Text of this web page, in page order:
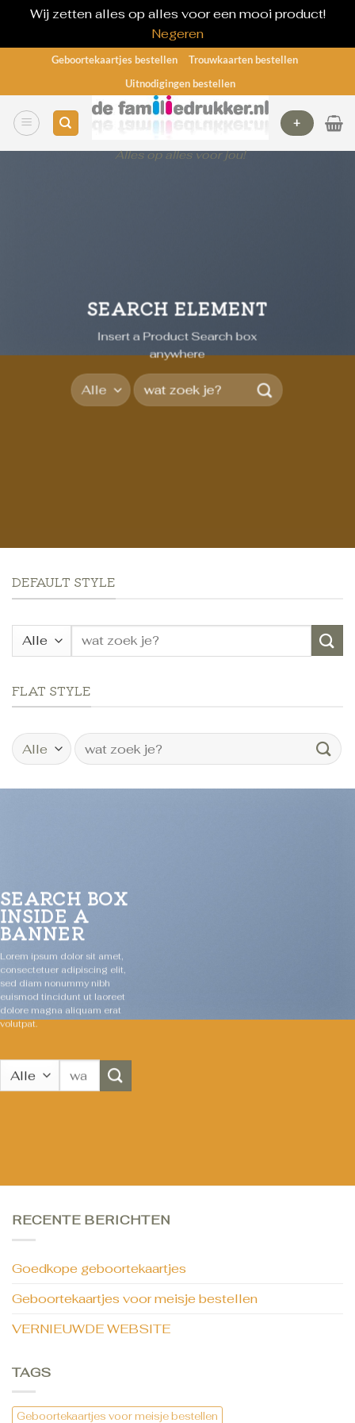
Wij zetten alles op alles voor een mooi product!
Negeren
inhoud
Geboortekaartjes bestellen
Trouwkaarten bestellen
Uitnodigingen bestellen
Alles op alles voor jou!
+
SEARCH ELEMENT
Insert a Product Search box
anywhere
Zoeken
naar:
DEFAULT STYLE
FLAT STYLE
Zoeken
naar:
SEARCH BOX
INSIDE A
BANNER
Lorem ipsum dolor sit amet,
consectetuer adipiscing elit,
sed diam nonummy nibh
euismod tincidunt ut laoreet
dolore magna aliquam erat
volutpat.
RECENTE BERICHTEN
Goedkope geboortekaartjes
Geboortekaartjes voor meisje bestellen
VERNIEUWDE WEBSITE
TAGS
Geboortekaartjes voor meisje bestellen